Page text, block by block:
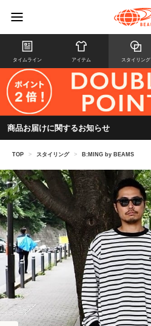
タイムライン アイテム スタイリング
商品お届けに関するお知らせ
TOP > スタイリング > B:MING by BEAMS